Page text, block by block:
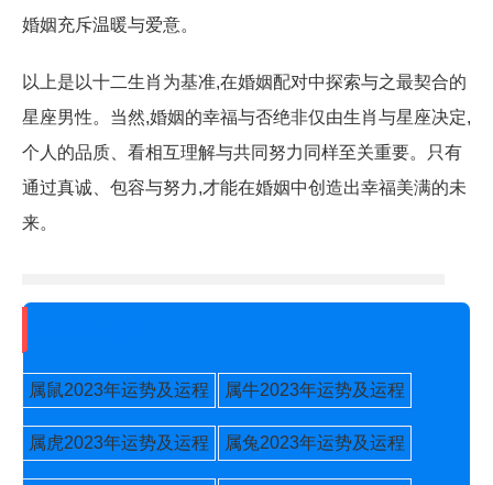
婚姻充斥温暖与爱意。
以上是以十二生肖为基准,在婚姻配对中探索与之最契合的
星座男性。当然,婚姻的幸福与否绝非仅由生肖与星座决定,
个人的品质、看相互理解与共同努力同样至关重要。只有
通过真诚、包容与努力,才能在婚姻中创造出幸福美满的未
来。
属鼠2023年运势及运程 属牛2023年运势及运程
属虎2023年运势及运程 属兔2023年运势及运程